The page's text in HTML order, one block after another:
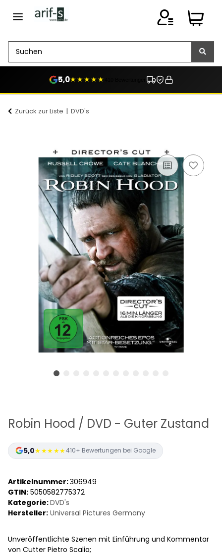
5,0★★★★★
Zurück zur Liste DVD's
Robin Hood / DVD - Guter Zustand
5,0★★★★★410+ Bewertungen bei Google
Artikelnummer:306949
GTIN: 5050582775372
Kategorie:DVD's
Hersteller: Universal Pictures Germany
Unveröffentlichte Szenen mit Einführung und Kommentar
von Cutter Pietro Scalia;